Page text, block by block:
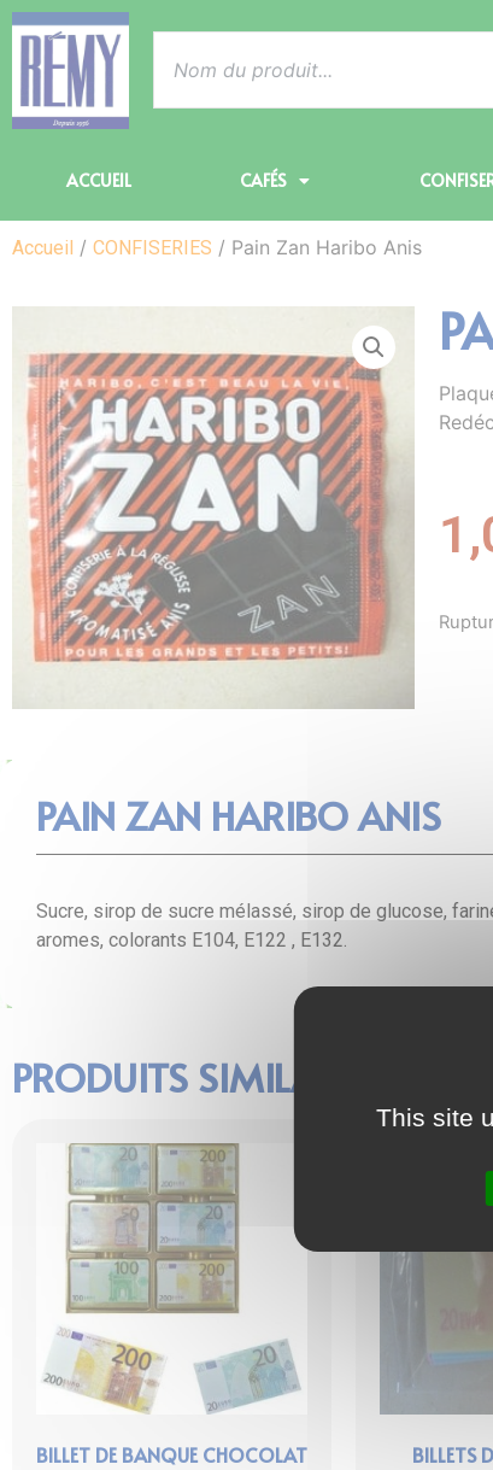
ACCUEIL CAFÉS
Accueil / CONFISERIES / Pain Zan Haribo Anis
PAIN ZAN HARIBO ANIS
Sucre, sirop de sucre mélassé, sirop de glucose,
aromes, colorants E104, E122 , E132.
PRODUITS SIMILAIRES
BILLET DE BANQUE CHOCOLAT BILLETS
This site